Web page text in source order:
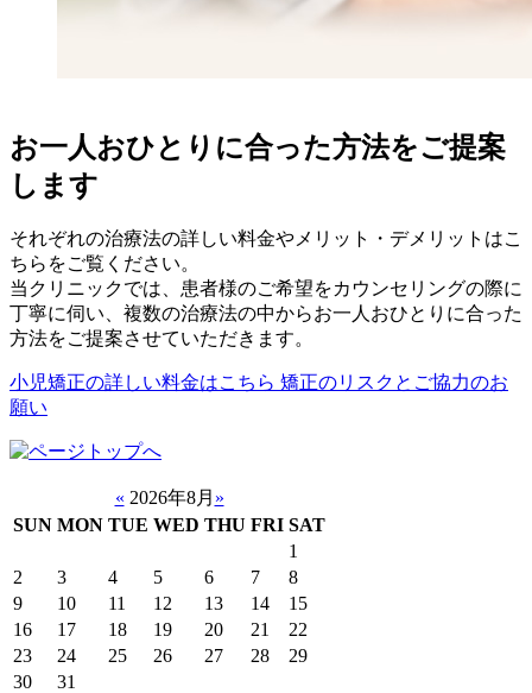
お一人おひとりに合った方法をご提案
します
それぞれの治療法の詳しい料金やメリット・デメリットはこ
ちらをご覧ください。
当クリニックでは、患者様のご希望をカウンセリングの際に
丁寧に伺い、複数の治療法の中からお一人おひとりに合った
方法をご提案させていただきます。
小児矯正の詳しい料金はこちら 矯正のリスクとご協力のお
願い
« 2026年8月 »
SUN MON TUE WED THU FRI SAT
1
2
3 4 5 6 7
8
9
10 11 12 13 14
15
16
17 18 19 20 21
22
23
24 25 26 27 28
29
30
31